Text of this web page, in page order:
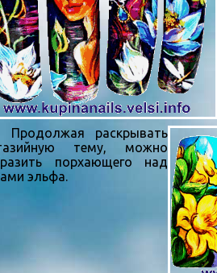
раскрывать
тему, можно
порхающего над
эльфа.